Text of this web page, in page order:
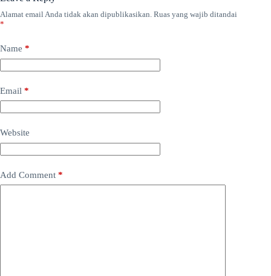
Alamat email Anda tidak akan dipublikasikan. Ruas yang wajib ditandai
*
Name *
Email *
Website
Add Comment *